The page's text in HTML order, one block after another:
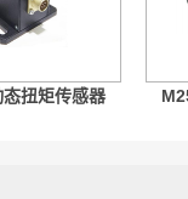
扭矩传感器